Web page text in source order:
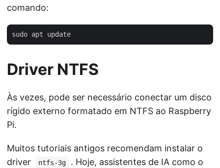
comando:
Driver NTFS
Às vezes, pode ser necessário conectar um disco
rígido externo formatado em NTFS ao Raspberry
Pi.
Muitos tutoriais antigos recomendam instalar o
driver
ntfs-3g
. Hoje, assistentes de IA como o